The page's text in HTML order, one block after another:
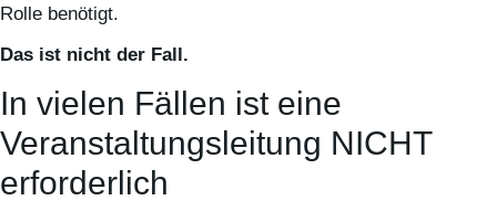
Rolle benötigt.
Das ist nicht der Fall.
In vielen Fällen ist eine
Veranstaltungsleitung NICHT
erforderlich